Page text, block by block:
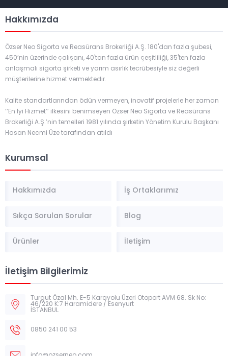
Hakkımızda
Özser Neo Sigorta ve Reasürans Brokerliği A.Ş. 180'dan fazla şubesi,
450’nin üzerinde çalışanı, 40'tan fazla ürün çeşitliliği, 35'ten fazla
anlaşmalı sigorta şirketi ve yarım asırlık tecrübesiyle siz değerli
müşterilerine hizmet vermektedir.
Kalite standartlarından ödün vermeyen, inovatif projelerle her zaman
‘’En İyi Hizmet’’ ilkesini benimseyen Özser Neo Sigorta ve Reasürans
Brokerliği A.Ş.’nin temelleri 1981 yılında şirketin Yönetim Kurulu Başkanı
Hasan Necmi Üze tarafından atıldı
Kurumsal
Hakkımızda İş Ortaklarımız
Sıkça Sorulan Sorular Blog
Ürünler İletişim
İletişim Bilgilerimiz
Turgut Özal Mh. E-5 Karayolu Üzeri Otoport AVM 68. Sk No:
46/220 K:7 Haramidere / Esenyurt
İSTANBUL
0850 241 00 53